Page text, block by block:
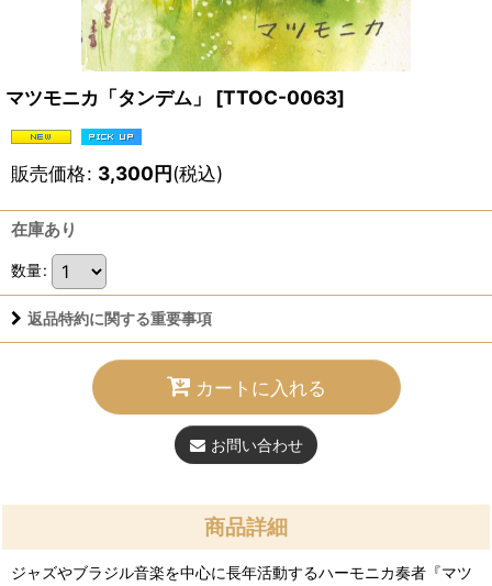
マツモニカ「タンデム」 [TTOC-0063]
販売価格: 3,300円(税込)
在庫あり
数量:
返品特約に関する重要事項
カートに入れる
お問い合わせ
商品詳細
ジャズやブラジル音楽を中心に長年活動するハーモニカ奏者『マツ